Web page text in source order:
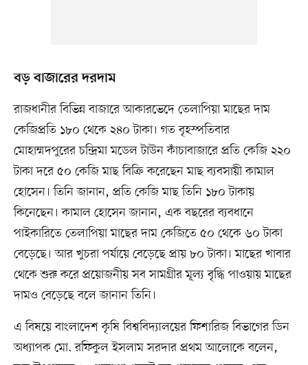
বড় বাজারের দরদাম
রাজধানীর বিভিন্ন বাজারে আকারভেদে তেলাপিয়া মাছের দাম
কেজিপ্রতি ১৮০ থেকে ২৪০ টাকা। গত বৃহস্পতিবার
মোহাম্মদপুরের চন্দ্রিমা মডেল টাউন কাঁচাবাজারে প্রতি কেজি ২২০
টাকা দরে ৫০ কেজি মাছ বিক্রি করেছেন মাছ ব্যবসায়ী কামাল
হোসেন। তিনি জানান, প্রতি কেজি মাছ তিনি ১৮০ টাকায়
কিনেছেন। কামাল হোসেন জানান, এক বছরের ব্যবধানে
পাইকারিতে তেলাপিয়া মাছের দাম কেজিতে ৫০ থেকে ৬০ টাকা
বেড়েছে। আর খুচরা পর্যায়ে বেড়েছে প্রায় ৮০ টাকা। মাছের খাবার
থেকে শুরু করে প্রয়োজনীয় সব সামগ্রীর মূল্য বৃদ্ধি পাওয়ায় মাছের
দামও বেড়েছে বলে জানান তিনি।
এ বিষয়ে বাংলাদেশ কৃষি বিশ্ববিদ্যালয়ের ফিশারিজ বিভাগের ডিন
অধ্যাপক মো. রফিকুল ইসলাম সরদার প্রথম আলোকে বলেন,